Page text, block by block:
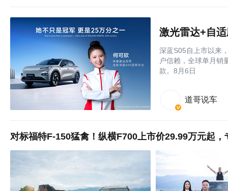
激光雷达+自
深蓝S05自上市以来
户信赖，全球单月销
款。8月6日
道哥说车
对标福特F-150猛禽！纵横F700上市价29.99万元起，